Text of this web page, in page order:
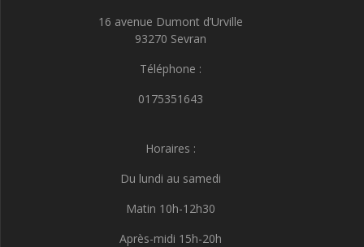
16 avenue Dumont d’Urville
93270 Sevran
Téléphone :
0175351643
Horaires :
Du lundi au samedi
Matin 10h-12h30
Après-midi 15h-20h